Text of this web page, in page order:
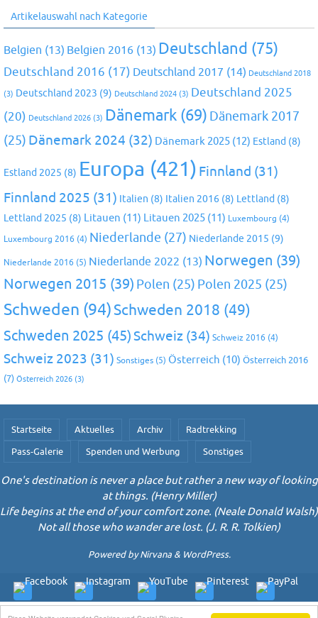
Artikelauswahl nach Kategorie
Belgien (13) Belgien 2016 (13) Deutschland (75)
Deutschland 2016 (17) Deutschland 2017 (14) Deutschland 2018
(3) Deutschland 2023 (9) Deutschland 2024 (3) Deutschland 2025
(20) Deutschland 2026 (3) Dänemark (69) Dänemark 2017
(25) Dänemark 2024 (32) Dänemark 2025 (12) Estland (8)
Estland 2025 (8) Europa (421) Finnland (31)
Finnland 2025 (31) Italien (8) Italien 2016 (8) Lettland (8)
Lettland 2025 (8) Litauen (11) Litauen 2025 (11) Luxembourg (4)
Luxembourg 2016 (4) Niederlande (27) Niederlande 2015 (9)
Niederlande 2016 (5) Niederlande 2022 (13) Norwegen (39)
Norwegen 2015 (39) Polen (25) Polen 2025 (25)
Schweden (94)Schweden 2018 (49)
Schweden 2025 (45)Schweiz (34) Schweiz 2016 (4)
Schweiz 2023 (31) Sonstiges (5) Österreich (10) Österreich 2016
(7) Österreich 2026 (3)
Startseite Aktuelles Archiv
Radtrekking
Pass-Galerie
Spenden und Werbung Sonstiges
One's destination is never a place but rather a new way of looking
at things. (Henry Miller)
Life begins at the end of your comfort zone. (Neale Donald Walsh)
Not all those who wander are lost. (J. R. R. Tolkien)
Powered byNirvana& WordPress.